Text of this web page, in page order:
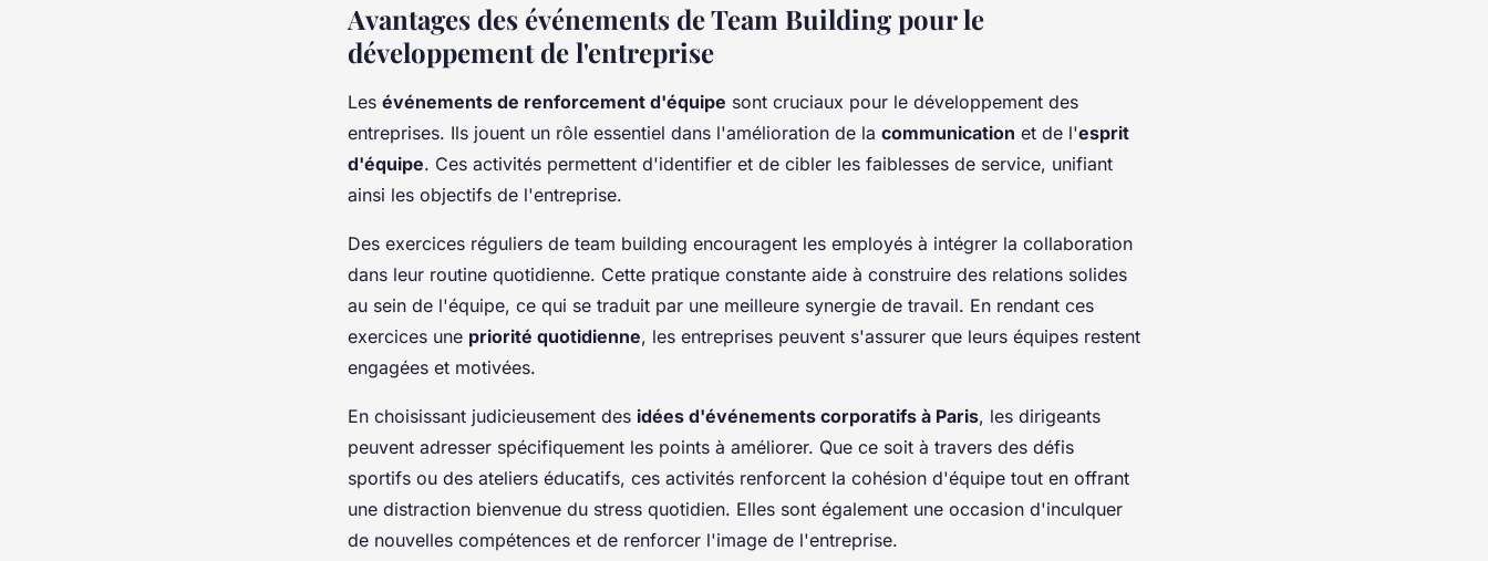
Avantages des événements de Team Building pour le
développement de l'entreprise
Les événements de renforcement d'équipe sont cruciaux pour le développement des
entreprises. Ils jouent un rôle essentiel dans l'amélioration de la communication et de l'esprit
d'équipe. Ces activités permettent d'identifier et de cibler les faiblesses de service, unifiant
ainsi les objectifs de l'entreprise.
Des exercices réguliers de team building encouragent les employés à intégrer la collaboration
dans leur routine quotidienne. Cette pratique constante aide à construire des relations solides
au sein de l'équipe, ce qui se traduit par une meilleure synergie de travail. En rendant ces
exercices une priorité quotidienne, les entreprises peuvent s'assurer que leurs équipes restent
engagées et motivées.
En choisissant judicieusement des idées d'événements corporatifs à Paris, les dirigeants
peuvent adresser spécifiquement les points à améliorer. Que ce soit à travers des défis
sportifs ou des ateliers éducatifs, ces activités renforcent la cohésion d'équipe tout en offrant
une distraction bienvenue du stress quotidien. Elles sont également une occasion d'inculquer
de nouvelles compétences et de renforcer l'image de l'entreprise.